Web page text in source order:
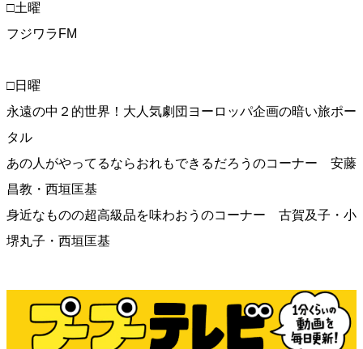
□土曜
フジワラFM
□日曜
永遠の中２的世界！大人気劇団ヨーロッパ企画の暗い旅ポー
タル
あの人がやってるならおれもできるだろうのコーナー 安藤
昌教・西垣匡基
身近なものの超高級品を味わおうのコーナー 古賀及子・小
堺丸子・西垣匡基